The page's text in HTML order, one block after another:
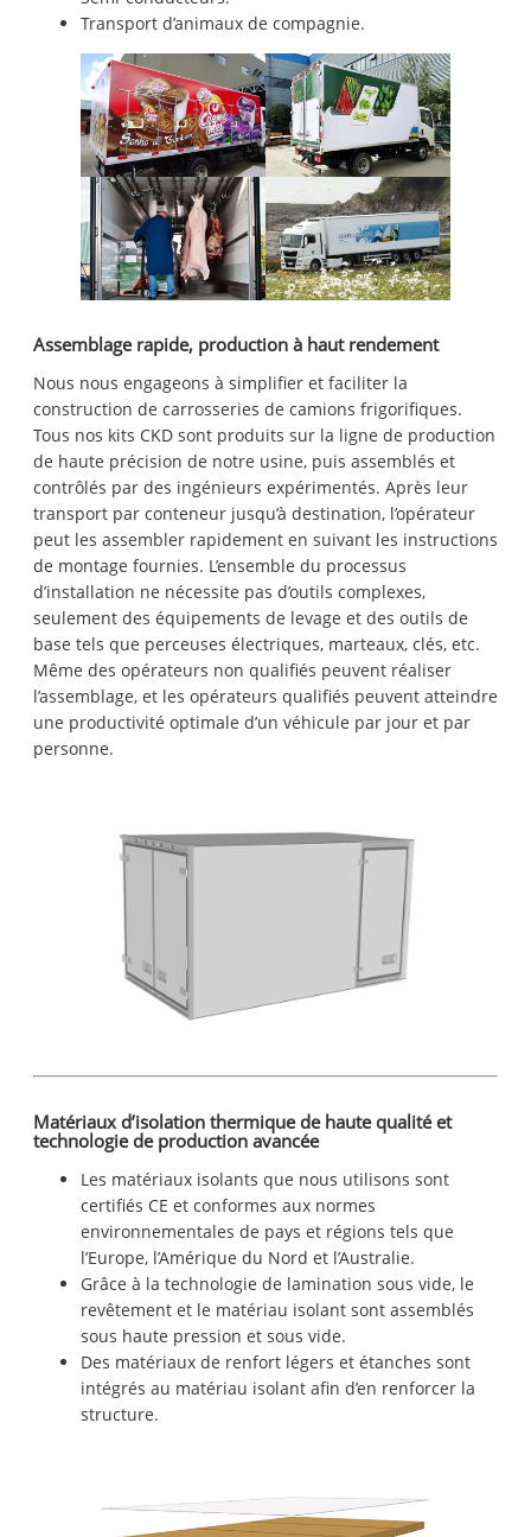
Transport d’animaux de compagnie.
Assemblage rapide, production à haut rendement
Nous nous engageons à simplifier et faciliter la
construction de carrosseries de camions frigorifiques.
Tous nos kits CKD sont produits sur la ligne de production
de haute précision de notre usine, puis assemblés et
contrôlés par des ingénieurs expérimentés. Après leur
transport par conteneur jusqu’à destination, l’opérateur
peut les assembler rapidement en suivant les instructions
de montage fournies. L’ensemble du processus
d’installation ne nécessite pas d’outils complexes,
seulement des équipements de levage et des outils de
base tels que perceuses électriques, marteaux, clés, etc.
Même des opérateurs non qualifiés peuvent réaliser
l’assemblage, et les opérateurs qualifiés peuvent atteindre
une productivité optimale d’un véhicule par jour et par
personne.
Matériaux d’isolation thermique de haute qualité et
technologie de production avancée
Les matériaux isolants que nous utilisons sont
certifiés CE et conformes aux normes
environnementales de pays et régions tels que
l’Europe, l’Amérique du Nord et l’Australie.
Grâce à la technologie de lamination sous vide, le
revêtement et le matériau isolant sont assemblés
sous haute pression et sous vide.
Des matériaux de renfort légers et étanches sont
intégrés au matériau isolant afin d’en renforcer la
structure.